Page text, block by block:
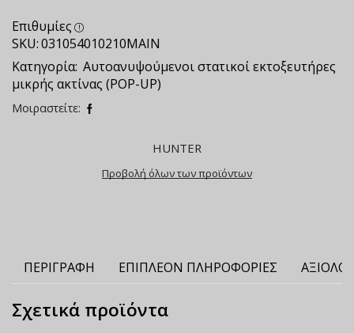
Επιθυμίες
SKU:031054010210ΜΑΙΝ
Κατηγορία: Αυτοανυψούμενοι στατικοί εκτοξευτήρες
μικρής ακτίνας (POP-UP)
Μοιραστείτε:
HUNTER
Προβολή όλων των προϊόντων
ΠΕΡΙΓΡΑΦΉ ΕΠΙΠΛΈΟΝ ΠΛΗΡΟΦΟΡΊΕΣ
Σχετικά προϊόντα